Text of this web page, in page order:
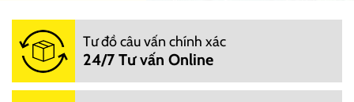
Tư đồ câu vấn chính xác
24/7 Tư vấn Online